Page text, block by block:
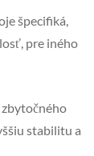
špecifiká,
pre iného
zbytočného
stabilitu a